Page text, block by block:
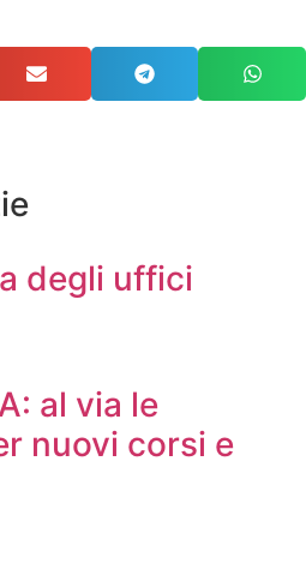
degli uffici
al via le
nuovi corsi e